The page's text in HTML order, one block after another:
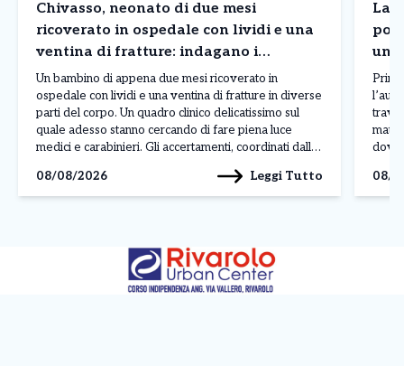
Chivasso, neonato di due mesi
ricoverato in ospedale con lividi e una
ventina di fratture: indagano i
carabinieri
Un bambino di appena due mesi ricoverato in
ospedale con lividi e una ventina di fratture in diverse
parti del corpo. Un quadro clinico delicatissimo sul
quale adesso stanno cercando di fare piena luce
medici e carabinieri. Gli accertamenti, coordinati dalla
l’origine delle lesioni e chiarire se il neonato […]
08/08/2026 Leggi Tutto
poi
uno
dove
loro
08/